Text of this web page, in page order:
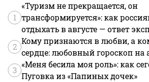
1
«Туризм не прекращается, он
трансформируется»: как
отдыхать в августе — ответ
2
Кому признаются в любви, а
сердце: любовный гороскоп на
3
«Меня бесила моя роль»: как
Пуговка из «Папиных дочек»